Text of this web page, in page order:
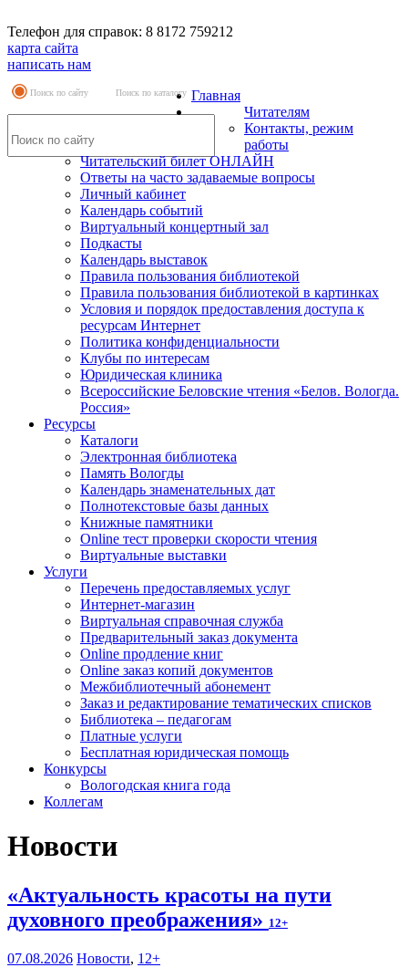
Телефон для справок: 8 8172 759212
карта сайта
написать нам
Поиск по сайту Поиск по каталогу Главная
Читателям
Контакты, режим
работы
Читательский билет ОНЛАЙН
Ответы на часто задаваемые вопросы
Личный кабинет
Календарь событий
Виртуальный концертный зал
Подкасты
Календарь выставок
Правила пользования библиотекой
Правила пользования библиотекой в картинках
Условия и порядок предоставления доступа к
ресурсам Интернет
Политика конфиденциальности
Клубы по интересам
Юридическая клиника
Всероссийские Беловские чтения «Белов. Вологда.
Россия»
Ресурсы
Каталоги
Электронная библиотека
Память Вологды
Календарь знаменательных дат
Полнотекстовые базы данных
Книжные памятники
Online тест проверки скорости чтения
Виртуальные выставки
Услуги
Перечень предоставляемых услуг
Интернет-магазин
Виртуальная справочная служба
Предварительный заказ документа
Online продление книг
Online заказ копий документов
Межбиблиотечный абонемент
Заказ и редактирование тематических списков
Библиотека – педагогам
Платные услуги
Бесплатная юридическая помощь
Конкурсы
Вологодская книга года
Коллегам
Новости
«Актуальность красоты на пути
духовного преображения» 12+
07.08.2026 Новости, 12+